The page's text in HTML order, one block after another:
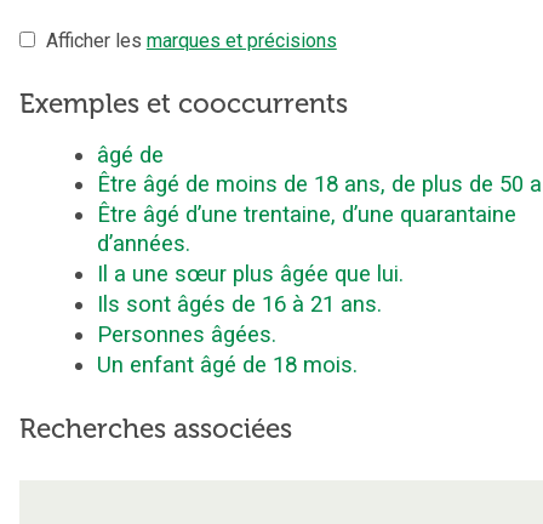
Afficher les marques et précisions
Exemples et cooccurrents
âgé de
Être âgé de moins de 18 ans, de plus de 50
Être âgé d’une trentaine, d’une quarantaine
d’années.
Il a une sœur plus âgée que lui.
Ils sont âgés de 16 à 21 ans.
Personnes âgées.
Un enfant âgé de 18 mois.
Recherches associées